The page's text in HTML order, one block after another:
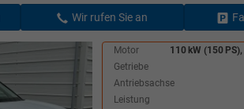
Wir rufen Sie an
Motor
110 kW (150
Getriebe
Antriebsachse
Leistung